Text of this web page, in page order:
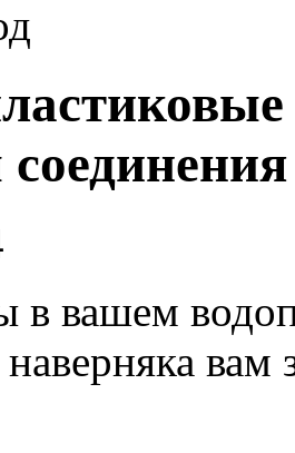
в вашем
вам